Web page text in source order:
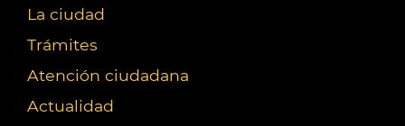
La ciudad
Trámites
Atención ciudadana
Actualidad